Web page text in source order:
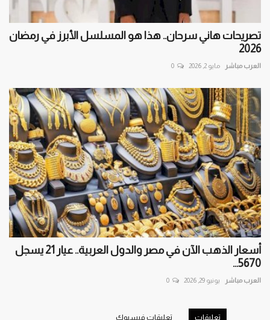
تصريحات هاني سرحان.. هذا هو المسلسل الأبرز في رمضان
2026
العرب مباشر مايو 2, 2026 0
أسعار الذهب الآن في مصر والدول العربية.. عيار 21 يسجل
5670...
العرب مباشر يونيو 29, 2026 0
تعليقات تعليقات فيسبوك